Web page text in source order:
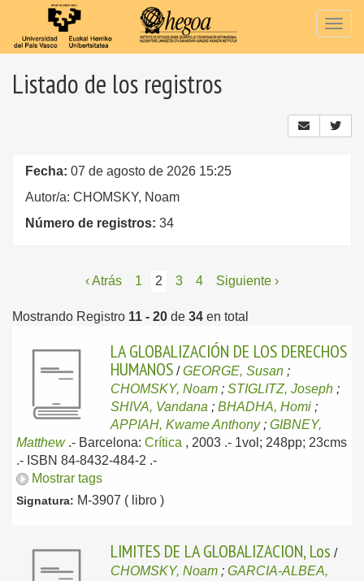
Listado de los registros
Fecha: 07 de agosto de 2026 15:25
Autor/a: CHOMSKY, Noam
Número de registros: 34
‹ Atrás 1 2 3 4 Siguiente ›
Mostrando Registro 11 - 20 de 34 en total
LA GLOBALIZACIÓN DE LOS DERECHOS
HUMANOS /GEORGE, Susan ;
CHOMSKY, Noam ; STIGLITZ, Joseph ;
SHIVA, Vandana ; BHADHA, Homi ;
APPIAH, Kwame Anthony; GIBNEY,
Matthew .- Barcelona: Crítica , 2003 .- 1vol; 248pp; 23cms
.- ISBN 84-8432-484-2 .-
Mostrar tags
Signatura: M-3907 ( libro )
LIMITES DE LA GLOBALIZACION, Los /
CHOMSKY, Noam ; GARCIA-ALBEA,